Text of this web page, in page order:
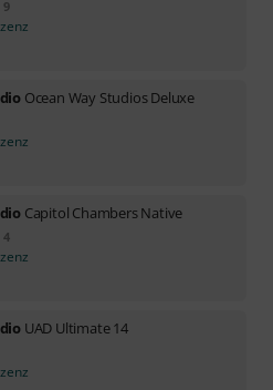
9
Ocean Way Studios Deluxe
Capitol Chambers Native
4
UAD Ultimate 14